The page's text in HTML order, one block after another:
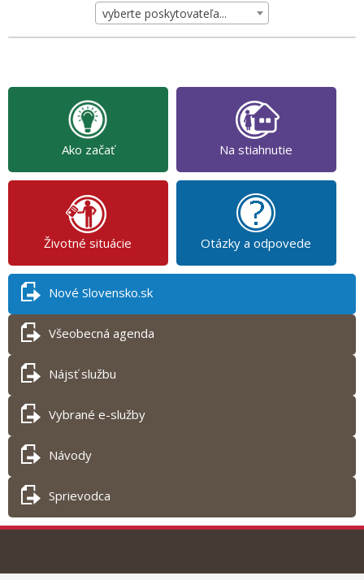
vyberte poskytovateľa...
Ako začať Na stiahnutie
Životné situácie Otázky a odpovede
Nové Slovensko.sk
Všeobecná agenda
Nájsť službu
Vybrané e-služby
Návody
Sprievodca
Tlač obsahu